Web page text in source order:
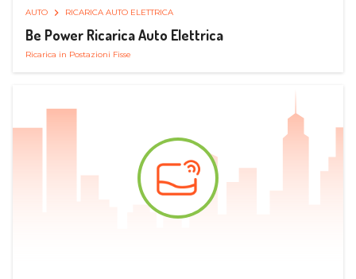
AUTO RICARICA AUTO ELETTRICA
Be Power Ricarica Auto Elettrica
Ricarica in Postazioni Fisse